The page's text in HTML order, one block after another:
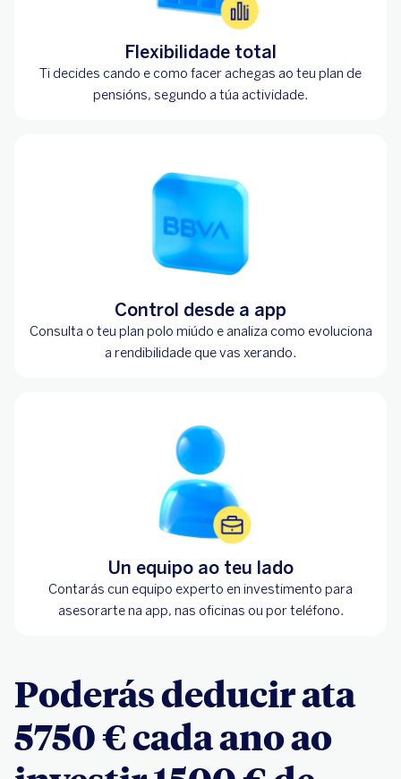
Flexibilidade total
Ti decides cando e como facer achegas ao teu plan de
pensións, segundo a túa actividade.
Control desde a app
Consulta o teu plan polo miúdo e analiza como evoluciona
a rendibilidade que vas xerando.
Un equipo ao teu lado
Contarás cun equipo experto en investimento para
asesorarte na app, nas oficinas ou por teléfono.
Poderás deducir ata
5750 € cada ano ao